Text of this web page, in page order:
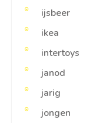
ijsbeer
ikea
intertoys
janod
jarig
jongen